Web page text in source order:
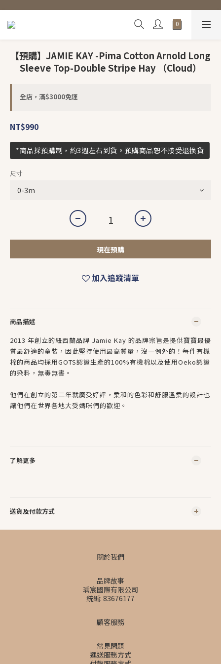
【預購】JAMIE KAY -Pima Cotton Arnold Long
Sleeve Top-Double Stripe Hay （Cloud）
全店，滿$3000免運
NT$990
*商品採預購制，約3週左右到貨。預購商品恕不接受退換貨
尺寸
現在預購
加入追蹤清單
商品描述
2013 年創立的紐西蘭品牌 Jamie Kay 的品牌宗旨是提供寶寶最優
質最舒適的童裝，因此堅持使用最高質量，沒一例外的！每件有機
棉的商品均採用GOTS認證生產的100%有機棉以及使用Oeko認證
的染料，無毒無害。
他們在創立的第二年就廣受好評，柔和的色彩和舒服溫柔的設計也
讓他們在世界各地大受媽咪們的歡迎。
了解更多
送貨及付款方式
關於我們
品牌故事
瑀宸國際有限公司
統編: 83676177
顧客服務
常見問題
運送服務方式